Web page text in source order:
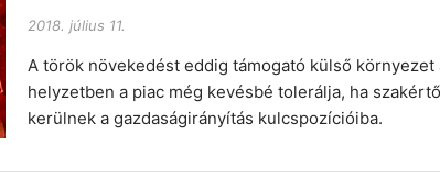
2018. július 11.
A török növekedést eddig támogató külső
helyzetben a piac még kevésbé tolerálja, ha
kerülnek a gazdaságirányítás kulcspozícióiba.